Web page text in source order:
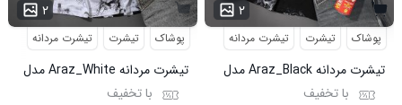
۲
پوشاک تیشرت تیشرت مردانه
تیشرت مردانه Araz_White مدل
3992 با تخفیف
۲
پوشاک تیشرت تیشرت مردانه
تیشرت مردانه Araz_Black مدل
3991 با تخفیف